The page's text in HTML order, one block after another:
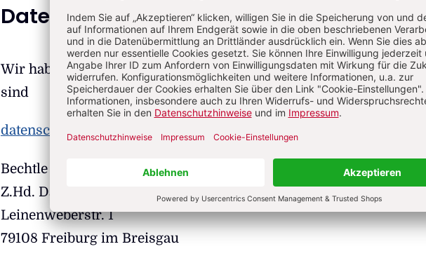
Datenschutzbeauftragter
Wir haben einen Datenschutzbeauftragten bestellt. Seine
sind
datenschutz@herder.de
Bechtle GmbH IT Systemhaus Freiburg
Z.Hd. Datenschutzbeauftragter Verlag Herder GmbH
Leinenweberstr. 1
79108 Freiburg im Breisgau